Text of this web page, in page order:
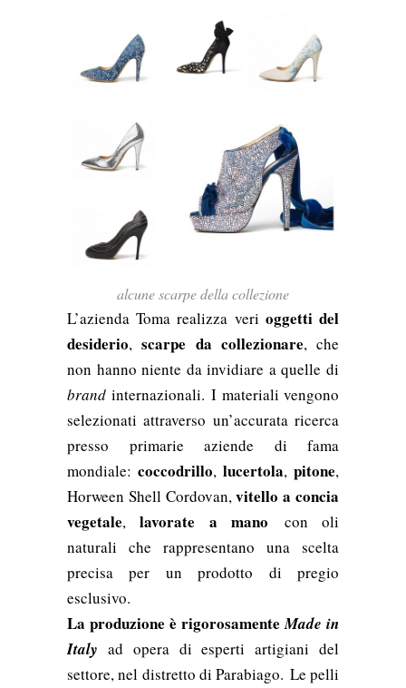
alcune scarpe della collezione
L’azienda Toma realizza veri oggetti del
desiderio,scarpe da collezionare, che
non hanno niente da invidiare a quelle di
brand internazionali. I materiali vengono
selezionati attraverso un’accurata ricerca
presso primarie aziende di fama
mondiale: coccodrillo, lucertola, pitone,
Horween Shell Cordovan,vitello a concia
vegetale,lavorate a mano
con oli
naturali che rappresentano una scelta
precisa per un prodotto di pregio
esclusivo.
La produzione è rigorosamente Made in
Italy ad opera di esperti artigiani del
settore, nel distretto di Parabiago. Le pelli